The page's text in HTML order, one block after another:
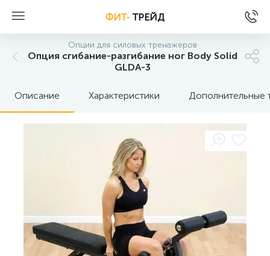
ФИТ-ТРЕЙД
Опции для силовых тренажеров
Опция сгибание-разгибание ног Body Solid
GLDA-3
Описание Характеристики Дополнительные